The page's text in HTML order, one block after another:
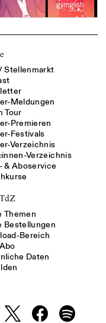
Stellenmarkt
Meldungen
Tour
Premieren
Festivals
Verzeichnis
Verzeichnis
& Aboservice
Themen
Bestellungen
Bereich
Daten